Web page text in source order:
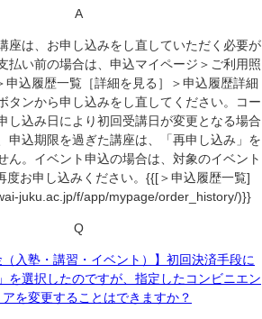
A
座は、お申し込みをし直していただく必要が
払い前の場合は、申込マイページ＞ご利用照
申込履歴一覧［詳細を見る］＞申込履歴詳細
タンから申し込みをし直してください。コー
し込み日により初回受講日が変更となる場合
申込期限を過ぎた講座は、「再申し込み」を
ん。イベント申込の場合は、対象のイベント
度お申し込みください。{{[＞申込履歴一覧]
juku.ac.jp/f/app/mypage/order_history/)}}
Q
（入塾・講習・イベント）】初回決済手段に
を選択したのですが、指定したコンビニエン
アを変更することはできますか？